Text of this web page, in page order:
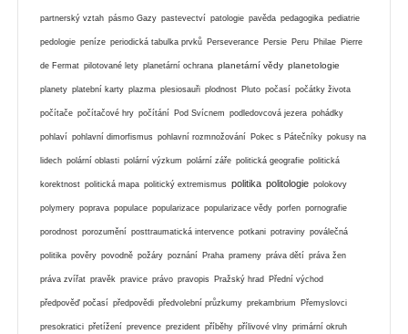
partnerský vztah pásmo Gazy pastevectví patologie pavěda pedagogika pediatrie
pedologie peníze periodická tabulka prvků Perseverance Persie Peru Philae Pierre
de Fermat pilotované lety planetární ochrana planetární vědy planetologie
planety platební karty plazma plesiosauři plodnost Pluto počasí počátky života
počítače počítačové hry počítání Pod Svícnem podledovcová jezera pohádky
pohlaví pohlavní dimorfismus pohlavní rozmnožování Pokec s Pátečníky pokusy na
lidech polární oblasti polární výzkum polární záře politická geografie politická
korektnost politická mapa politický extremismus politika politologie polokovy
polymery poprava populace popularizace popularizace vědy porfen pornografie
porodnost porozumění posttraumatická intervence potkani potraviny poválečná
politika pověry povodně požáry poznání Praha prameny práva dětí práva žen
práva zvířat pravěk pravice právo pravopis Pražský hrad Přední východ
předpověď počasí předpovědi předvolební průzkumy prekambrium Přemyslovci
presokratici přetížení prevence prezident příběhy přílivové vlny primární okruh